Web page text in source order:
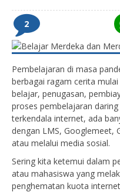
2
Pembelajaran di masa
berbagai ragam cerita
belajar, penugasan,
proses pembelajaran
terkendala internet, ada
dengan LMS, Googlemeet,
atau melalui media sosial.
Sering kita ketemui dalam
atau mahasiswa yang
penghematan kuota